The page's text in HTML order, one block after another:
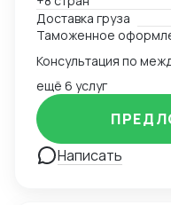
всех этапов
затрат на
разработки товара с
адаптации под рынок
рынка, умение
и выстраивать
любой продукции —
оборудования до
Доставка груза
Таможенное
ещё 6 услуг
Написать